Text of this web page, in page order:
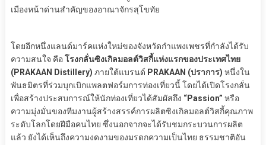
เมืองหน้าด่านสำคัญของอาณาจักรสุโขทัย
โดยอีกหนึ่งแลนด์มาร์คแห่งใหม่ของจังหวัดกำแพงเพชรที่กำลังได้รับ
ความสนใจ คือโรงกลั่นซิงเกิลมอลต์วิสกี้แห่งแรกของประเทศไทย
(PRAKAAN Distillery) ภายใต้แบรนด์ PRAKAAN (ปราการ) หนึ่งใน
พันธมิตรที่ร่วมบุกเบิกแพลตฟอร์มการท่องเที่ยวนี้ โดยได้เปิดโรงกลั่น
เพื่อสร้างประสบการณ์ให้นักท่องเที่ยวได้สัมผัสถึง “Passion” หรือ
ความมุ่งมั่นของทีมงานผู้สร้างสรรค์การผลิตซิงเกิลมอลต์วิสกี้คุณภาพ
ระดับโลกโดยฝีมือคนไทย ซึ่งนอกจากจะได้รับชมกระบวนการผลิต
แล้ว ยังได้เห็นถึงความงดงามของมรดกความเป็นไทย ธรรมชาติอัน